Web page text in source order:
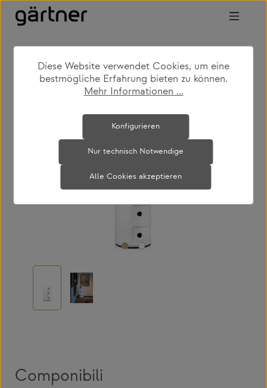
Zum Hauptinhalt springen
shop produkte
kinderzimmer
Bildergalerie überspringen
Componibili
Diese Website verwendet Cookies, um eine
bestmögliche Erfahrung bieten zu können.
Mehr Informationen ...
Nur technisch Notwendige
Konfigurieren
Alle Cookies akzeptieren